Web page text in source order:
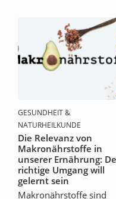
GESUNDHEIT &
NATURHEILKUNDE
Die Relevanz von
Makronährstoffe in
unserer Ernährung:
richtige Umgang will
gelernt sein
Makronährstoffe sind